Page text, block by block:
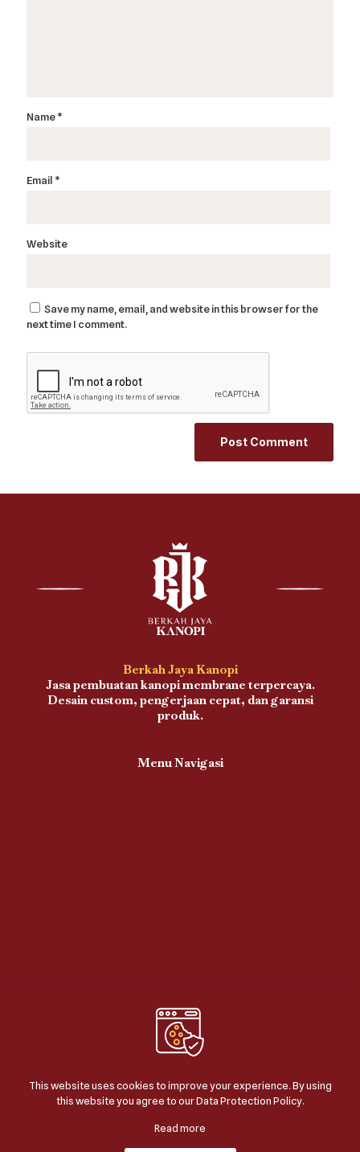
Name*
Email *
Website
Save my name, email, and website in this browser for the
next time I comment.
Berkah Jaya Kanopi
Jasa pembuatan kanopi membrane terpercaya.
Desain custom, pengerjaan cepat, dan garansi
produk.
Menu Navigasi
BERKAH JAYA KANOPI
| ALL RIGHTS
RESERVED | POWERED BYJASA SEO GOOGLE
This website uses cookies to improve your experience. By using
this website you agree to ourData Protection Policy.
Read more